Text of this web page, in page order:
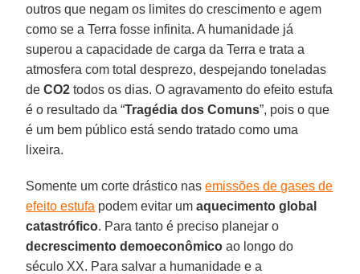
outros que negam os limites do crescimento e agem
como se a Terra fosse infinita. A humanidade já
superou a capacidade de carga da Terra e trata a
atmosfera com total desprezo, despejando toneladas
deCO2 todos os dias. O agravamento do efeito estufa
é o resultado da “Tragédia dos Comuns”, pois o que
é um bem público está sendo tratado como uma
lixeira.
Somente um corte drástico nasemissões de gases de
efeito estufa podem evitar umaquecimento global
catastrófico. Para tanto é preciso planejar o
decrescimento demoeconômico ao longo do
século XX. Para salvar a humanidade e a